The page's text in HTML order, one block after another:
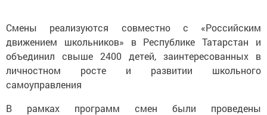
Смены реализуются совместно с «Российским
движением школьников» в Республике Татарстан и
объединил свыше 2400 детей, заинтересованных в
личностном росте и развитии школьного
самоуправления
В рамках программ смен были проведены